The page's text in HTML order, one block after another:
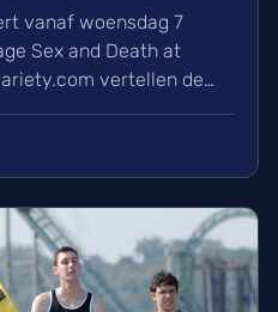
vanaf woensdag 7
Sex and Death at
vertellen de
geen spin-off
weetjes!